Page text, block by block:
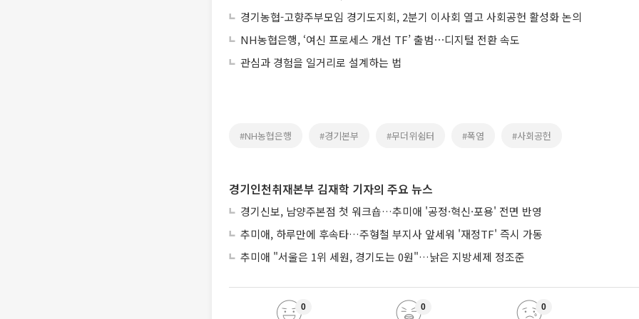
경기농협-고향주부모임 경기도지회, 2분기 이사회 열고 사회공헌 활성화 논의
NH농협은행, ‘여신 프로세스 개선 TF’ 출범⋯디지털 전환 속도
관심과 경험을 일거리로 설계하는 법
#NH농협은행 #경기본부 #무더위쉼터 #폭염 #사회공헌
경기인천취재본부 김재학 기자의 주요 뉴스
경기신보, 남양주본점 첫 워크숍…추미애 '공정·혁신·포용' 전면 반영
추미애, 하루만에 후속타…주형철 부지사 앞세워 '재정TF' 즉시 가동
추미애 "서울은 1위 세원, 경기도는 0원"…낡은 지방세제 정조준
0 0 0